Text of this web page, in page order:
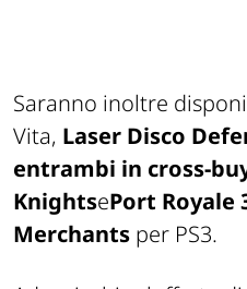
Saranno inoltre
Vita, Laser Disco
entrambi in cross-
KnightsePort Royale
Merchants per PS3.